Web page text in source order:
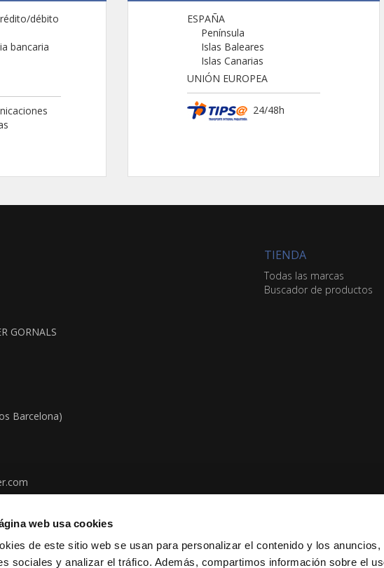
web usa cookies
de este sitio web se usan para personalizar el contenido y los
sociales y analizar el tráfico. Además, compartimos información sobre el
débito
bancaria
ESPAÑA
Península
Islas Baleares
Islas Canarias
UNIÓN EUROPEA
24/48h
GORNALS
Barcelona)
TIENDA
Todas las marcas
Buscador de productos